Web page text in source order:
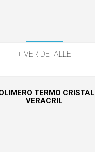
+ VER DETALLE
TERMO CRISTAL
VERACRIL